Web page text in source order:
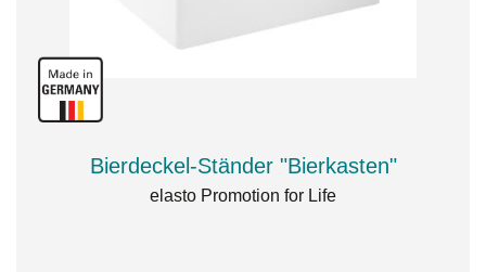
Bierdeckel-Ständer "Bierkasten"
elasto Promotion for Life